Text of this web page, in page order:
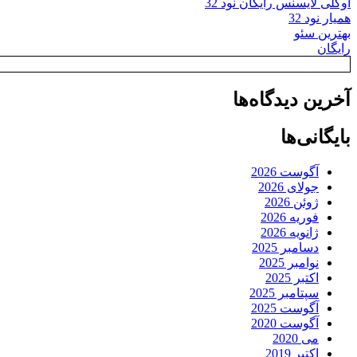
همیار نود 32
بهترین سئو
رایگان
آخرین دیدگاه‌ها
بایگانی‌ها
آگوست 2026
جولای 2026
ژوئن 2026
فوریه 2026
ژانویه 2026
دسامبر 2025
نوامبر 2025
اکتبر 2025
سپتامبر 2025
آگوست 2025
آگوست 2020
می 2020
اکتبر 2019